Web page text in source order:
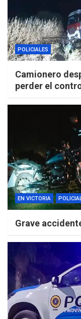
POLICIALES
Camionero
perder el
EN VICTORIA
Grave